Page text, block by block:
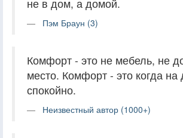
не в дом, а домой.
Пэм Браун (3)
Комфорт - это не мебель, не
место. Комфорт - это когда
спокойно.
Неизвестный автор (1000+)